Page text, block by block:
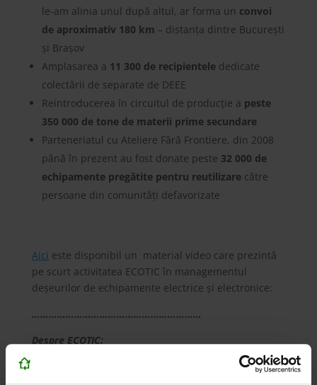
le-am alinia unul după altul, ar forma un convoi
de aproximativ 180 km – distanța dintre București
și Brașov
Amplasarea a 11 300 de recipientelededicate
colectării de separate de DEEE
Reintroducerea în circuitul de producție a peste
350 000 de tone de materii prime secundare
Parteneriatul cu Ateliere Fără Frontiere, din 2008
până în prezent au fost donate peste 32 000 de
echipamente pregătite pentru reutilizarecătre
persoane din comunități defavorizate
Aici este disponibil un material video care prezintă
pe scurt activitatea ECOTIC în managementul
deșeurilor de echipamente electrice și electronice:
……………………………………………………
Despre ECOTIC: